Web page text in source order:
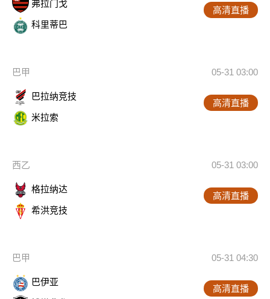
弗拉门戈
科里蒂巴
高清直播
巴甲 05-31 03:00
巴拉纳竞技
米拉索
高清直播
西乙 05-31 03:00
格拉纳达
希洪竞技
高清直播
巴甲 05-31 04:30
巴伊亚
高清直播